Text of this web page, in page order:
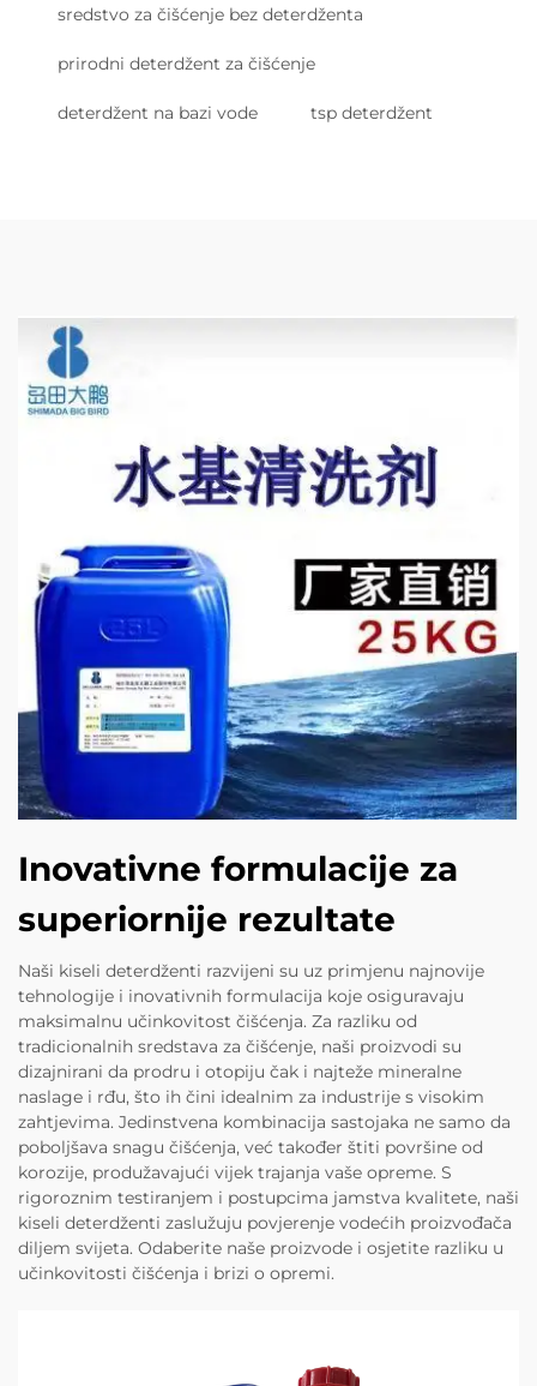
sredstvo za čišćenje bez deterdženta
prirodni deterdžent za čišćenje
deterdžent na bazi vode tsp deterdžent
Inovativne formulacije za
superiornije rezultate
Naši kiseli deterdženti razvijeni su uz primjenu najnovije
tehnologije i inovativnih formulacija koje osiguravaju
maksimalnu učinkovitost čišćenja. Za razliku od
tradicionalnih sredstava za čišćenje, naši proizvodi su
dizajnirani da prodru i otopiju čak i najteže mineralne
naslage i rđu, što ih čini idealnim za industrije s visokim
zahtjevima. Jedinstvena kombinacija sastojaka ne samo da
poboljšava snagu čišćenja, već također štiti površine od
korozije, produžavajući vijek trajanja vaše opreme. S
rigoroznim testiranjem i postupcima jamstva kvalitete, naši
kiseli deterdženti zaslužuju povjerenje vodećih proizvođača
diljem svijeta. Odaberite naše proizvode i osjetite razliku u
učinkovitosti čišćenja i brizi o opremi.